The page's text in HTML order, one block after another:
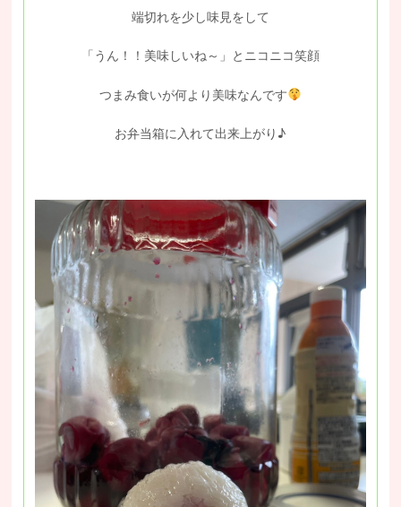
端切れを少し味見をして
「うん！！美味しいね～」とニコニコ笑顔
つまみ食いが何より美味なんです
お弁当箱に入れて出来上がり♪